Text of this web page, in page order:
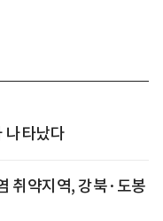
나타났다
취약지역, 강북·도봉